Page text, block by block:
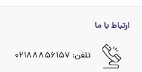
ارتباط با ما
تلفن: ۰۲۱۸۸۸۵۶۱۵۷